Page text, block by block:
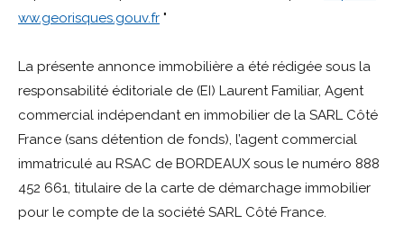
ww.georisques.gouv.fr "
La présente annonce immobilière a été rédigée sous la
responsabilité éditoriale de (EI) Laurent Familiar, Agent
commercial indépendant en immobilier de la SARL Côté
France (sans détention de fonds), l’agent commercial
immatriculé au RSAC de BORDEAUX sous le numéro 888
452 661, titulaire de la carte de démarchage immobilier
pour le compte de la société SARL Côté France.